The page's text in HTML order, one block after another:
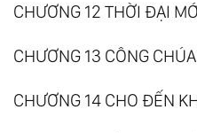
CHƯƠNG 12 THỜI ĐẠI
CHƯƠNG 13 CÔNG
CHƯƠNG 14 CHO ĐẾN